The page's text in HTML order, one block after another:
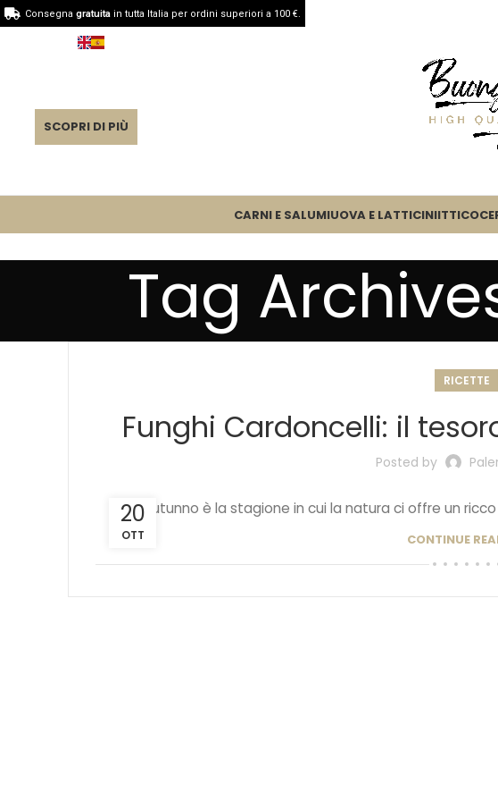
SCOPRI DI PIÙ
CARNI E SALUMIUOVA E LATTICINIITTICO
Tag
RICETTE
Funghi Cardoncelli: il
Posted by
20
OTT
L'autunno è la stagione in cui la natura ci offre un
CONTINUE
Consegna gratuitain tutta Italia per ordini superiori a 100 €.